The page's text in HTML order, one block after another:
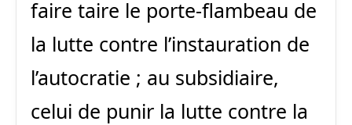
faire taire le porte-flambeau de
la lutte contre l’instauration de
l’autocratie ; au subsidiaire,
celui de punir la lutte contre la